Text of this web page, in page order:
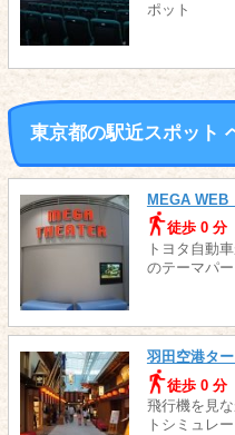
ポット
東京都の駅近スポット
MEGA WEB
徒歩 0 分
トヨタ自動
のテーマパー
羽田空港タ
徒歩 0 分
飛行機を見
トシミュレ